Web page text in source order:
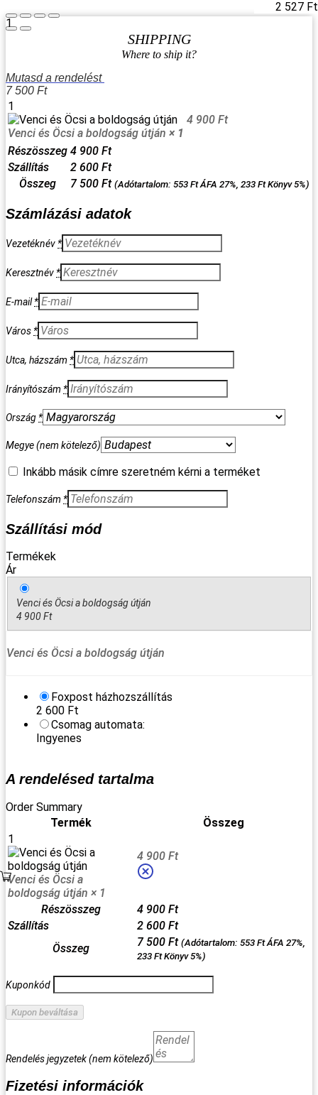
1
SHIPPING
Where to ship it?
Mutasd a rendelést
7 500 Ft
1
Venci és Öcsi a boldogság útján × 1
4 900 Ft
Részösszeg 4 900 Ft
Szállítás
2 600 Ft
Összeg
7 500 Ft (Adótartalom: 553 FtÁFA 27%, 233 FtKönyv 5%)
Számlázási adatok
Vezetéknév *
Keresztnév *
E-mail*
Város *
Utca, házszám *
Irányítószám *
Ország *
Megye(nem kötelező)
Inkább másik címre szeretném kérni a terméket
Telefonszám *
Szállítási mód
Termékek
Ár
Venci és Öcsi a boldogság útján
4 900Ft
Venci és Öcsi a boldogság útján
Foxpost házhozszállítás
2 600 Ft
Csomag automata:
2 527 Ft
Ingyenes
A rendelésed tartalma
Order Summary
Termék
Összeg
1
Venci és Öcsi a
boldogság útján × 1
4 900 Ft
Részösszeg 4 900 Ft
Szállítás
2 600 Ft
Összeg
7 500 Ft (Adótartalom: 553 FtÁFA 27%,
233 FtKönyv 5%)
Kuponkód
Kupon beváltása
Rendelés jegyzetek(nem kötelező)
Fizetési információk